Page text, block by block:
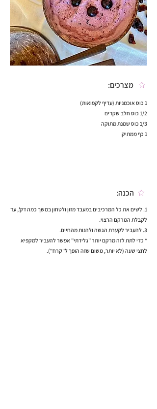
מצרכים:
1 כוס אוכמניות (עדיף לקפואות)
1/2 כוס חלב שקדים
1/3 כוס שמנת מתוקה
1 כף ממתיק
הכנה:
1. לשים את כל המרכיבים במעבד מזון ולטחון במשך כמה דק', עד
לקבלת המרקם הרצוי.
3. להעביר לקערת הגשה ולהנות מהחיים.
* כדי לתת לזה מרקם יותר "גלידתי" אפשר להעביר למקפיא
לחצי שעה (לא יותר, משום שזה הופך ל"קרח").